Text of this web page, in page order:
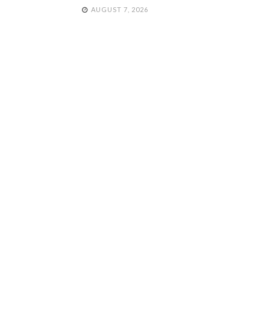
AUGUST 7, 2026